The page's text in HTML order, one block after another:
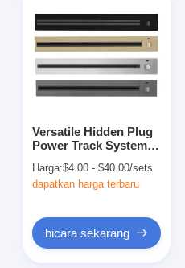
Versatile Hidden Plug
Power Track System
rekayasa ulang
perangkat lunak yang
Harga:$4.00 - $40.00/sets
dapatkan harga terbaru
bicara sekarang